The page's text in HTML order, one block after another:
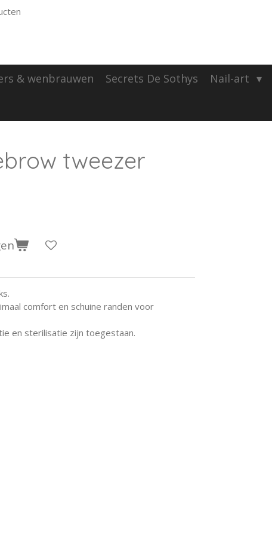
& wenbrauwen Secrets De Sothys Nail-art
tweezer
comfort en schuine randen voor
en sterilisatie zijn toegestaan.